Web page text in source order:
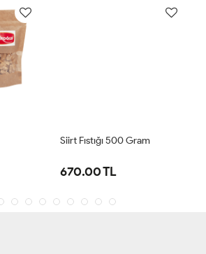
Siirt Fıstığı 500 Gram
670.00 TL